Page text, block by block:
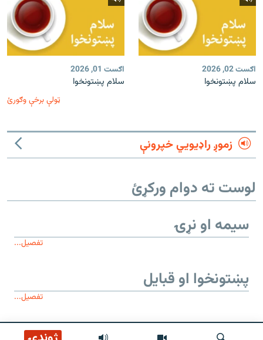
اګست 02, 2026
سلام پښتونخوا
اګست 01, 2026
سلام پښتونخوا
ټولې برخې وګورئ
زموږ راډیويي خپرونې
لوست ته دوام ورکړئ
سیمه او نړۍ
تفصیل...
پښتونخوا او قبایل
تفصیل...
موږ وڅارئ